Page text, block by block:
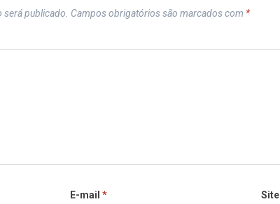
será publicado. Campos obrigatórios são marcados com *
E-mail * Site